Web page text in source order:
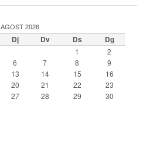
AGOST 2026
Dj Dv Ds Dg
1
2
6 7 8
9
13 14 15
16
20 21 22
23
27 28 29
30